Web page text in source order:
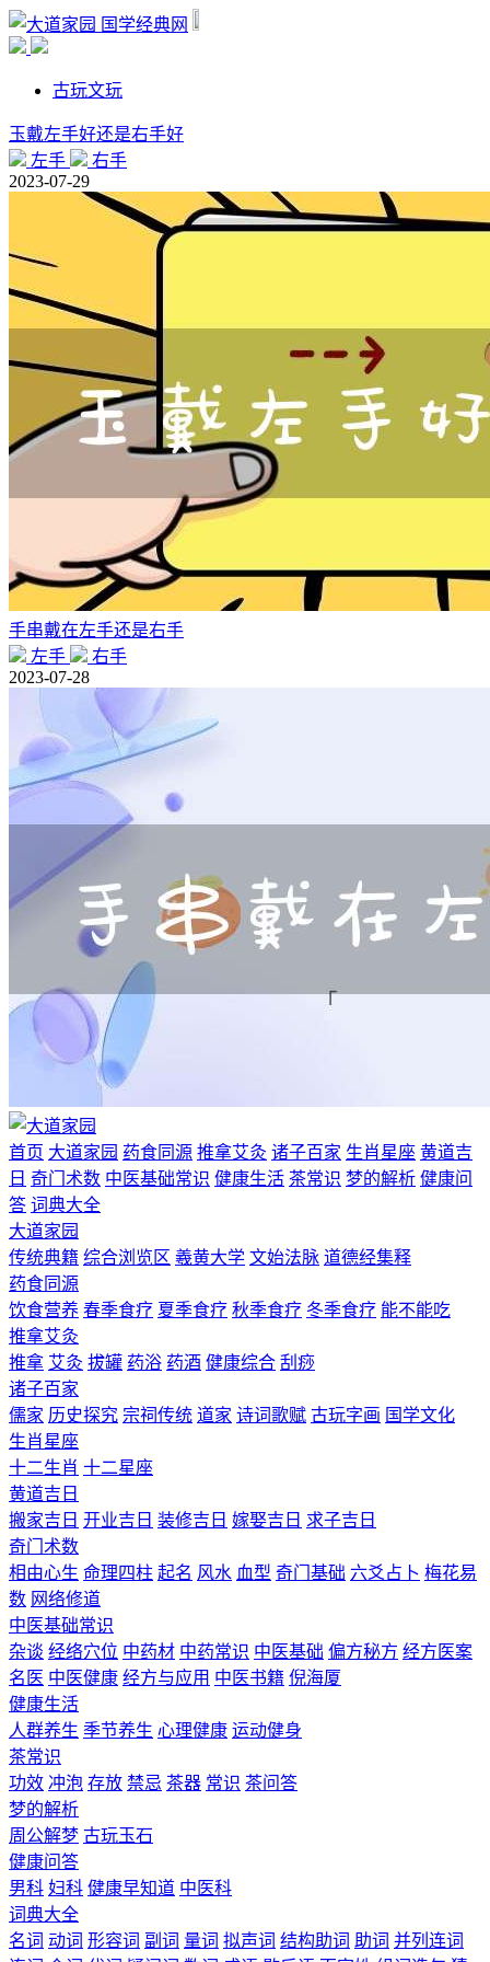
国学经典网
古玩文玩
玉戴左手好还是右手好
左手
右手
2023-07-29
手串戴在左手还是右手
左手
右手
2023-07-28
首页 大道家园 药食同源 推拿艾灸 诸子百家 生肖星座 黄道吉
日 奇门术数 中医基础常识 健康生活 茶常识 梦的解析 健康问
答 词典大全
大道家园
传统典籍 综合浏览区 羲黄大学 文始法脉 道德经集释
药食同源
饮食营养 春季食疗 夏季食疗 秋季食疗 冬季食疗 能不能吃
推拿艾灸
推拿 艾灸 拔罐 药浴 药酒 健康综合 刮痧
诸子百家
儒家 历史探究 宗祠传统 道家 诗词歌赋 古玩字画 国学文化
生肖星座
十二生肖 十二星座
黄道吉日
搬家吉日 开业吉日 装修吉日 嫁娶吉日 求子吉日
奇门术数
相由心生 命理四柱 起名 风水 血型 奇门基础 六爻占卜 梅花易
数 网络修道
中医基础常识
杂谈 经络穴位 中药材 中药常识 中医基础 偏方秘方 经方医案
名医 中医健康 经方与应用 中医书籍 倪海厦
健康生活
人群养生 季节养生 心理健康 运动健身
茶常识
功效 冲泡 存放 禁忌 茶器 常识 茶问答
梦的解析
周公解梦 古玩玉石
健康问答
男科 妇科 健康早知道 中医科
词典大全
名词 动词 形容词 副词 量词 拟声词 结构助词 助词 并列连词